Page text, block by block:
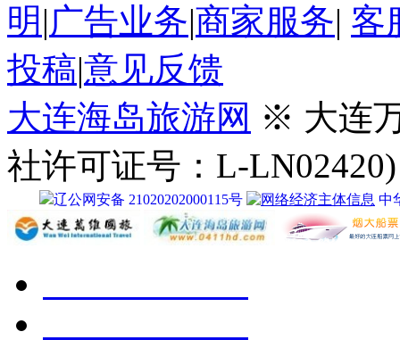
明 |广告业务|商家服务| 客
投稿|意见反馈
大连海岛旅游网 ※ 大连
社许可证号：L-LN02420)
辽公网安备 21020202000115号 中